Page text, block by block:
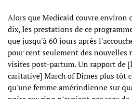
Alors que Medicaid couvre environ
dix, les prestations de ce
que jusqu'à 60 jours après
pour cent seulement des nouvelles
visites post-partum. Un rapport de
caritative] March of Dimes plus tôt
qu'une femme amérindienne sur